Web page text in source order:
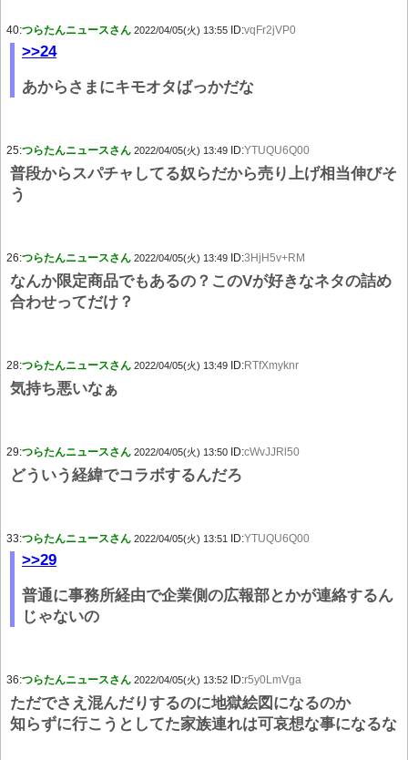
40:つらたんニュースさん 2022/04/05(火) 13:55 ID:vqFr2jVP0
>>24
あからさまにキモオタばっかだな
25:つらたんニュースさん 2022/04/05(火) 13:49 ID:YTUQU6Q00
普段からスパチャしてる奴らだから売り上げ相当伸びそ
う
26:つらたんニュースさん 2022/04/05(火) 13:49 ID:3HjH5v+RM
なんか限定商品でもあるの？このVが好きなネタの詰め
合わせってだけ？
28:つらたんニュースさん 2022/04/05(火) 13:49 ID:RTfXmyknr
気持ち悪いなぁ
29:つらたんニュースさん 2022/04/05(火) 13:50 ID:cWvJJRl50
どういう経緯でコラボするんだろ
33:つらたんニュースさん 2022/04/05(火) 13:51 ID:YTUQU6Q00
>>29
普通に事務所経由で企業側の広報部とかが連絡するん
じゃないの
36:つらたんニュースさん 2022/04/05(火) 13:52 ID:r5y0LmVga
ただでさえ混んだりするのに地獄絵図になるのか
知らずに行こうとしてた家族連れは可哀想な事になるな